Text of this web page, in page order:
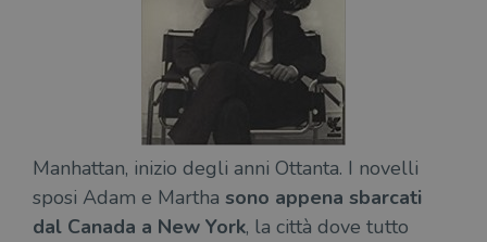
Manhattan, inizio degli anni Ottanta. I novelli
sposi Adam e Martha sono appena sbarcati
dal Canada a New York, la città dove tutto